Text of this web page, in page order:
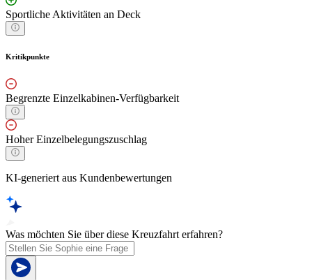
Sportliche Aktivitäten an Deck
Kritikpunkte
Begrenzte Einzelkabinen-Verfügbarkeit
Hoher Einzelbelegungszuschlag
KI-generiert aus Kundenbewertungen
Was möchten Sie über diese Kreuzfahrt erfahren?